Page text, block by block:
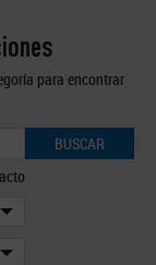
para encontrar
BUSCAR